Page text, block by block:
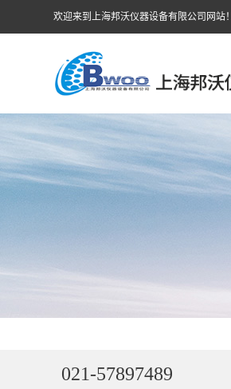
欢迎来到上海邦沃仪器设备有限公司网站！
021-57897489